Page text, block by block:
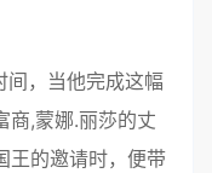
，当他完成这幅
商,蒙娜.丽莎的丈
王的邀请时，便带